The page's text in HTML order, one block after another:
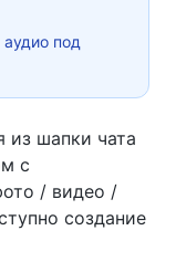
под
из шапки чата
с
/ видео /
создание